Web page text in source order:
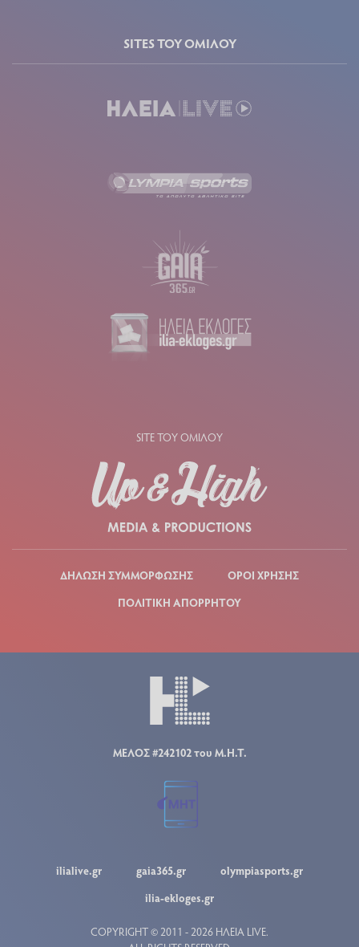
SITES ΤΟΥ ΟΜΙΛΟΥ
SITE ΤΟΥ ΟΜΙΛΟΥ
ΔΗΛΩΣΗ ΣΥΜΜΟΡΦΩΣΗΣ
ΟΡΟΙ ΧΡΗΣΗΣ
ΠΟΛΙΤΙΚΗ ΑΠΟΡΡΗΤΟΥ
ΜΕΛΟΣ #242102 του Μ.Η.Τ.
ilialive.gr gaia365.gr
olympiasports.gr
ilia-ekloges.gr
COPYRIGHT © 2011 - 2026 ΗΛΕΙΑ LIVE.